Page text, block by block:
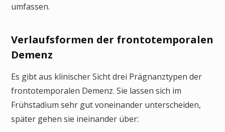
umfassen.
Verlaufsformen der frontotemporalen
Demenz
Es gibt aus klinischer Sicht drei Prägnanztypen der
frontotemporalen Demenz. Sie lassen sich im
Frühstadium sehr gut voneinander unterscheiden,
später gehen sie ineinander über: